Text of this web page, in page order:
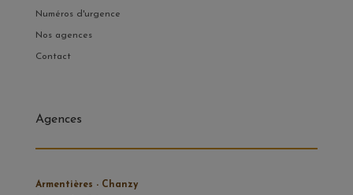
Numéros d'urgence
Nos agences
Contact
Agences
Armentières - Chanzy